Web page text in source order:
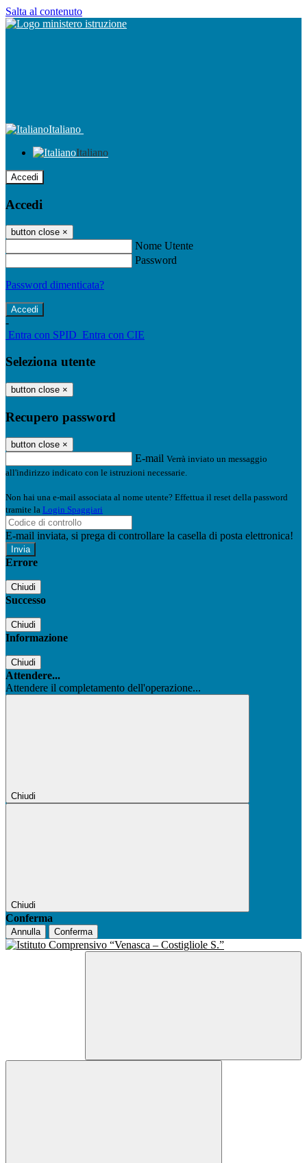
Salta al contenuto
Italiano
Italiano
Accedi
Accedi
button close ×
Nome Utente
Password
Password dimenticata?
-
Entra con SPID Entra con CIE
Seleziona utente
button close ×
Recupero password
button close ×
E-mail Verrà inviato un messaggio
all'indirizzo indicato con le istruzioni necessarie.
Non hai una e-mail associata al nome utente? Effettua il reset della password
tramite la Login Spaggiari
E-mail inviata, si prega di controllare la casella di posta elettronica!
Errore
Chiudi
Successo
Chiudi
Informazione
Chiudi
Attendere...
Attendere il completamento dell'operazione...
Chiudi
Chiudi
Conferma
Annulla Conferma